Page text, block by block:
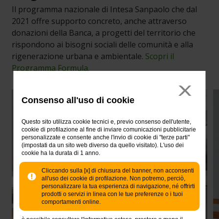
Il programma nazionale di Intesa Sanpaolo che dal
2021 offre supporto concreto, anche attraverso
donazioni della Banca, a progetti del territorio che
rispondono ai bisogni sociali delle comunità e alla
rigenerazione urbana e ambientale. Scopri il
Programma Formula.
Consenso all'uso di cookie
Questo sito utilizza cookie tecnici e, previo consenso dell'utente,
cookie di profilazione al fine di inviare comunicazioni pubblicitarie
personalizzate e consente anche l'invio di cookie di "terze parti"
(impostati da un sito web diverso da quello visitato). L'uso dei
cookie ha la durata di 1 anno.
Cliccando sulla [x] di chiusura del banner, non acconsenti
all'uso dei cookie di profilazione. Non potremo, perciò,
personalizzare la tua esperienza di navigazione, né offrirti
prodotti o servizi in linea con le tue preferenze o i tuoi
comportamenti online.